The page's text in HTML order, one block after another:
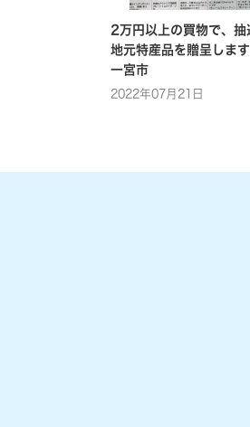
2万円以上の買物で、抽
地元特産品を贈呈します
一宮市
2022年07月21日